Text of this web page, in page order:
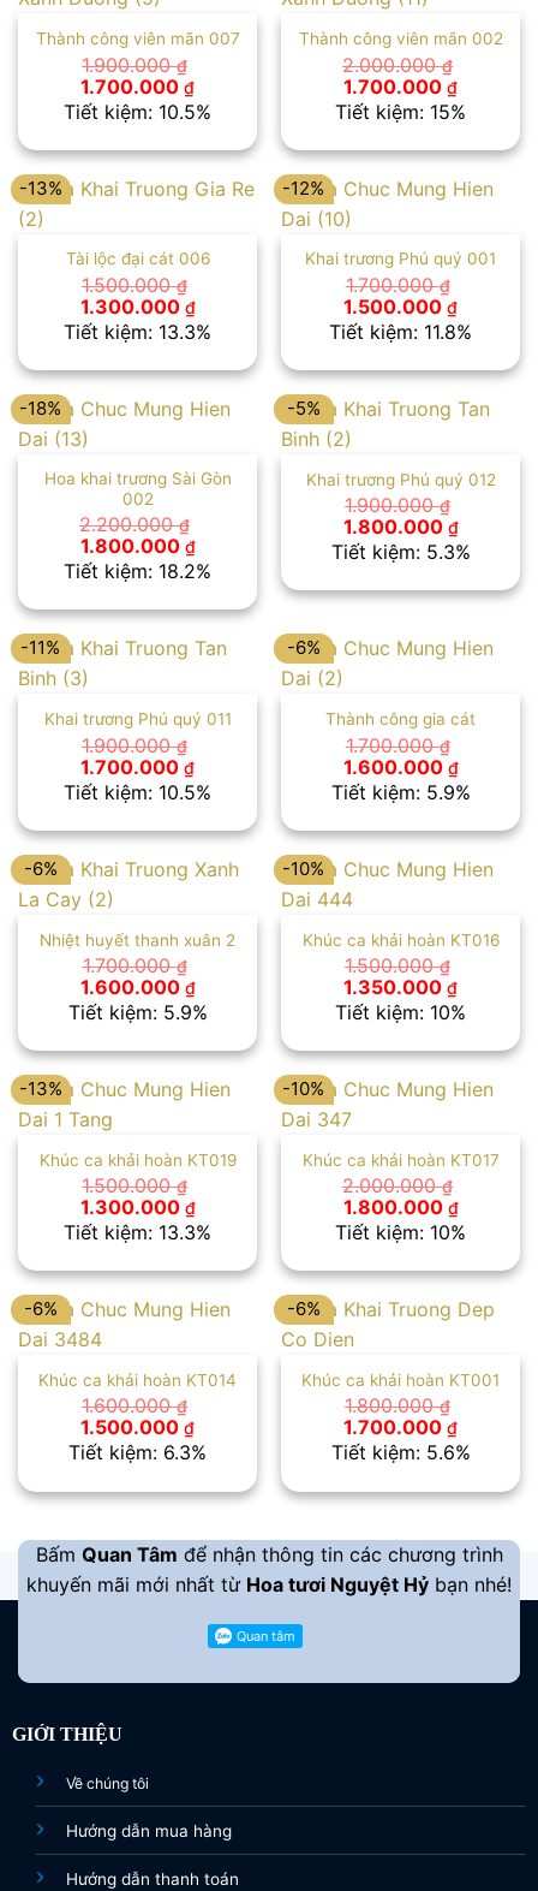
Thành công viên mãn 007
1.900.000₫
Giá
gốc
là:
1.700.000 ₫Giá
hiện
tại
1.700.000 ₫.
Tiết kiệm: 10.5%
Thành công viên mãn 002
2.000.000₫
Giá
gốc
là:
1.700.000 ₫Giá
hiện
tại
Tiết kiệm: 15%
-13%
Tài lộc đại cát 006
1.500.000₫
Giá
gốc
là:
1.300.000 ₫Giá
hiện
tại
1.300.000 ₫.
Tiết kiệm: 13.3%
-12%
Khai trương Phú quý 001
1.700.000₫
Giá
gốc
là:
1.500.000 ₫Giá
hiện
tại
Tiết kiệm: 11.8%
-18%
Hoa khai trương Sài Gòn
002
2.200.000₫
Giá
gốc
là:
1.800.000 ₫Giá
hiện
tại
1.800.000 ₫.
Tiết kiệm: 18.2%
-5%
Khai trương Phú quý 012
1.900.000₫
Giá
gốc
là:
1.800.000 ₫Giá
hiện
tại
Tiết kiệm: 5.3%
-11%
Khai trương Phú quý 011
1.900.000₫
Giá
gốc
là:
1.700.000 ₫Giá
hiện
tại
1.700.000 ₫.
Tiết kiệm: 10.5%
-6%
Thành công gia cát
1.700.000₫
Giá
gốc
là:
1.600.000 ₫Giá
hiện
tại
Tiết kiệm: 5.9%
-6%
Nhiệt huyết thanh xuân 2
1.700.000₫
Giá
gốc
là:
1.600.000 ₫Giá
hiện
tại
1.600.000 ₫.
Tiết kiệm: 5.9%
-10%
Khúc ca khải hoàn KT016
1.500.000₫
Giá
gốc
là:
1.350.000 ₫Giá
hiện
tại
Tiết kiệm: 10%
-13%
Khúc ca khải hoàn KT019
1.500.000₫
Giá
gốc
là:
1.300.000 ₫Giá
hiện
tại
1.300.000 ₫.
Tiết kiệm: 13.3%
-10%
Khúc ca khải hoàn KT017
2.000.000₫
Giá
gốc
là:
1.800.000 ₫Giá
hiện
tại
Tiết kiệm: 10%
-6%
Khúc ca khải hoàn KT014
1.600.000₫
Giá
gốc
là:
1.500.000 ₫Giá
hiện
tại
1.500.000 ₫.
Tiết kiệm: 6.3%
-6%
Khúc ca khải hoàn KT001
1.800.000₫
Giá
gốc
là:
1.700.000 ₫Giá
hiện
tại
Tiết kiệm: 5.6%
Bấm Quan Tâm để nhận thông tin các chương trình
khuyến mãi mới nhất từ Hoa tươi Nguyệt Hỷ bạn nhé!
GIỚI THIỆU
Về chúng tôi
Hướng dẫn mua hàng
Hướng dẫn thanh toán